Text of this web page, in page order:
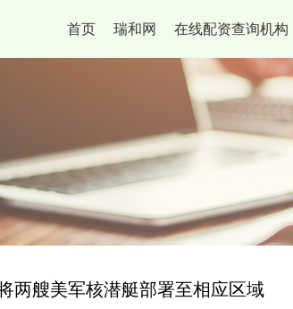
首页 瑞和网 在线配资查询机构
两艘美军核潜艇部署至相应区域